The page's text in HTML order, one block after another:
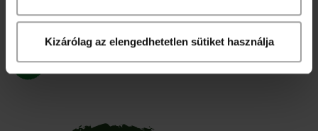
Kizárólag az elengedhetetlen sütiket használja
Articsókás pizza